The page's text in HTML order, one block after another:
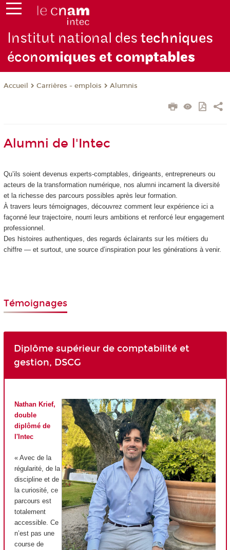
Institut national destechniques
économiques et comptables
Accueil Carrières - emplois Alumnis
Alumni de l'Intec
Qu’ils soient devenus experts-comptables, dirigeants, entrepreneurs ou
acteurs de la transformation numérique, nos alumni incarnent la diversité
et la richesse des parcours possibles après leur formation.
À travers leurs témoignages, découvrez comment leur expérience ici a
façonné leur trajectoire, nourri leurs ambitions et renforcé leur engagement
professionnel.
Des histoires authentiques, des regards éclairants sur les métiers du
chiffre — et surtout, une source d’inspiration pour les générations à venir.
Témoignages
Diplôme supérieur de comptabilité et
gestion, DSCG
Nathan Krief,
double
diplômé de
l'Intec
« Avec de la
régularité, de la
discipline et de
la curiosité, ce
parcours est
totalement
accessible. Ce
n’est pas une
course de